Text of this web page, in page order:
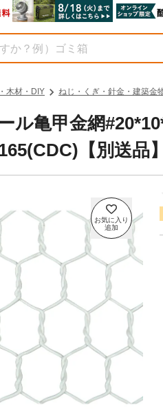
木材・DIY ねじ・くぎ・針金・建築金
ル亀甲金網
【別送品